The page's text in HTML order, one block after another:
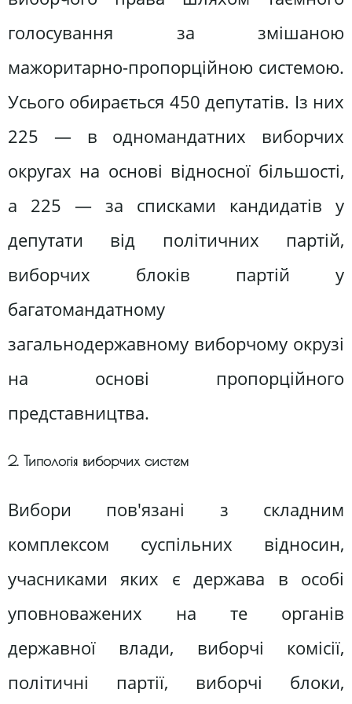
голосування за змішаною
мажоритарно-пропорційною системою.
Усього обирається 450 депутатів. Із них
225 — в одномандатних виборчих
округах на основі відносної більшості,
а 225 — за списками кандидатів у
депутати від політичних партій,
виборчих блоків партій у
багатомандатному
загальнодержавному виборчому окрузі
на основі пропорційного
представництва.
2. Типологія виборчих систем
Вибори пов'язані з складним
комплексом суспільних відносин,
учасниками яких є держава в особі
уповноважених на те органів
державної влади, виборчі комісії,
політичні партії, виборчі блоки,